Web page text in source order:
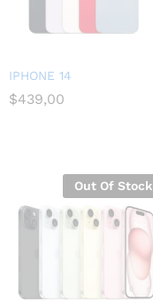
IPHONE 14
$439,00
Out Of Stock